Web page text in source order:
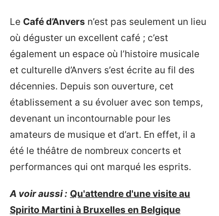
Le Café d’Anvers n’est pas seulement un lieu
où déguster un excellent café ; c’est
également un espace où l’histoire musicale
et culturelle d’Anvers s’est écrite au fil des
décennies. Depuis son ouverture, cet
établissement a su évoluer avec son temps,
devenant un incontournable pour les
amateurs de musique et d’art. En effet, il a
été le théâtre de nombreux concerts et
performances qui ont marqué les esprits.
A voir aussi : Qu'attendre d'une visite au
Spirito Martini à Bruxelles en Belgique